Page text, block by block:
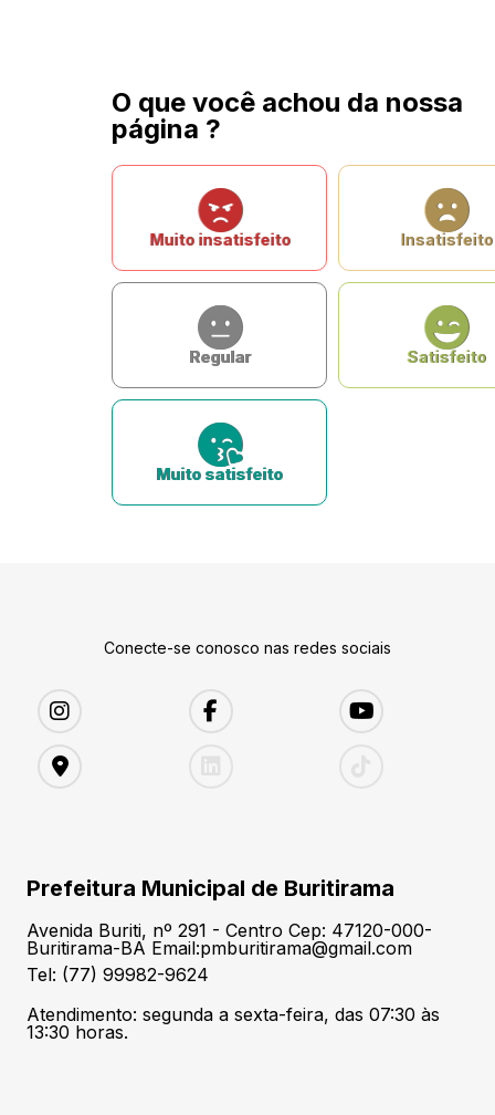
O que você achou da nossa
página ?
Muito insatisfeito Insatisfeito
Regular Satisfeito
Muito satisfeito
Conecte-se conosco nas redes sociais
Prefeitura Municipal de Buritirama
Avenida Buriti, nº 291 - Centro Cep: 47120-000-
Buritirama-BA Email:pmburitirama@gmail.com
Tel: (77) 99982-9624
Atendimento: segunda a sexta-feira, das 07:30 às
13:30 horas.